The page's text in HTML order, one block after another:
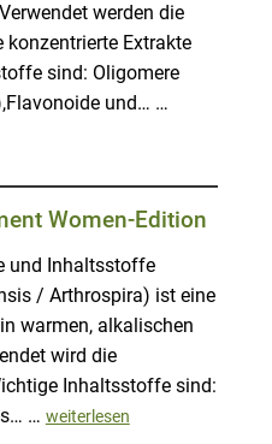
werden die
konzentrierte Extrakte
sind: Oligomere
und… …
Women-Edition
und Inhaltsstoffe
/ Arthrospira) ist eine
warmen, alkalischen
wird die
Inhaltsstoffe sind:
… weiterlesen